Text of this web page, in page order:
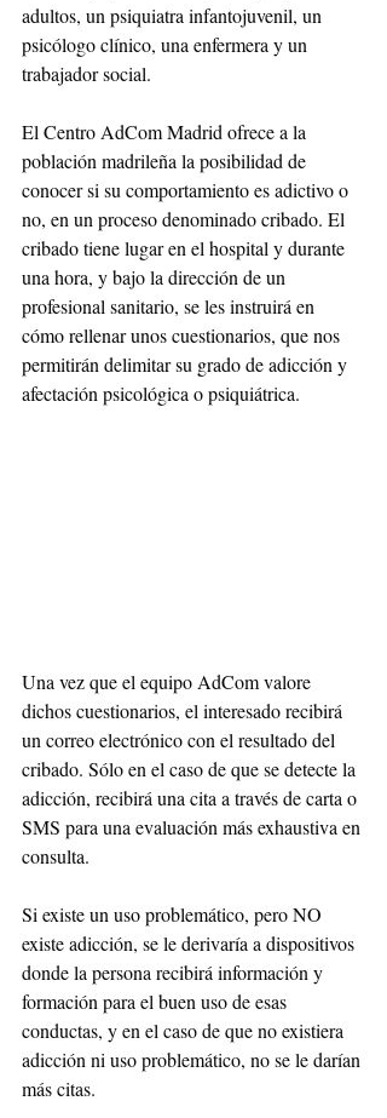
adultos, un psiquiatra infantojuvenil, un
psicólogo clínico, una enfermera y un
trabajador social.
El Centro AdCom Madrid ofrece a la
población madrileña la posibilidad de
conocer si su comportamiento es adictivo o
no, en un proceso denominado cribado. El
cribado tiene lugar en el hospital y durante
una hora, y bajo la dirección de un
profesional sanitario, se les instruirá en
cómo rellenar unos cuestionarios, que nos
permitirán delimitar su grado de adicción y
afectación psicológica o psiquiátrica.
Una vez que el equipo AdCom valore
dichos cuestionarios, el interesado recibirá
un correo electrónico con el resultado del
cribado. Sólo en el caso de que se detecte la
adicción, recibirá una cita a través de carta o
SMS para una evaluación más exhaustiva en
consulta.
Si existe un uso problemático, pero NO
existe adicción, se le derivaría a dispositivos
donde la persona recibirá información y
formación para el buen uso de esas
conductas, y en el caso de que no existiera
adicción ni uso problemático, no se le darían
más citas.